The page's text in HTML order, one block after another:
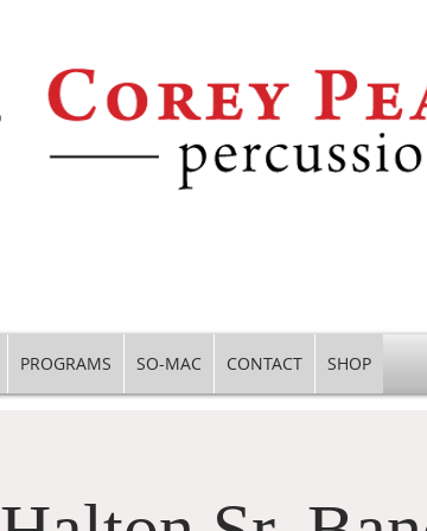
PROGRAMS SO-MAC CONTACT SHOP